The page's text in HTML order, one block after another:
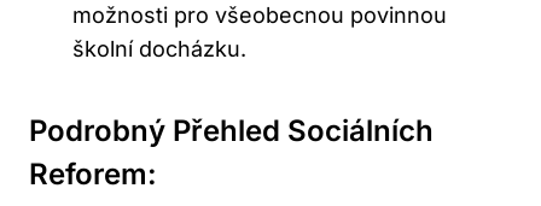
možnosti pro všeobecnou povinnou
školní docházku.
Podrobný Přehled Sociálních
Reforem: